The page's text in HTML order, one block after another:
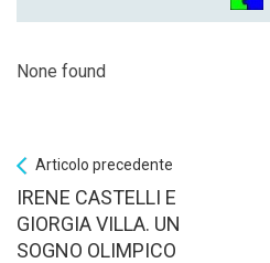
None found
Articolo precedente
IRENE CASTELLI E
GIORGIA VILLA. UN
SOGNO OLIMPICO